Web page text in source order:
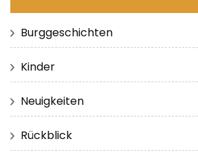
Burggeschichten
Kinder
Neuigkeiten
Rückblick